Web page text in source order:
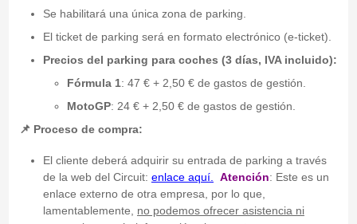
Se habilitará una única zona de parking.
El ticket de parking será en formato electrónico (e-ticket).
Precios del parking para coches (3 días, IVA incluido):
Fórmula 1: 47 € + 2,50 € de gastos de gestión.
MotoGP: 24 € + 2,50 € de gastos de gestión.
📌 Proceso de compra:
El cliente deberá adquirir su entrada de parking a través
de la web del Circuit: enlace aquí. Atención: Este es un
enlace externo de otra empresa, por lo que,
lamentablemente, no podemos ofrecer asistencia ni